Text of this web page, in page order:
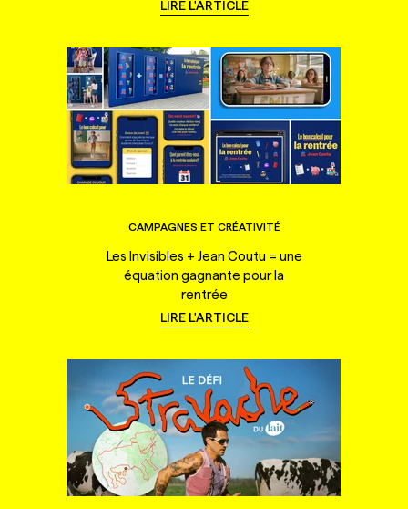
LIRE L'ARTICLE
CAMPAGNES ET CRÉATIVITÉ
Les Invisibles + Jean Coutu = une
équation gagnante pour la
rentrée
LIRE L'ARTICLE